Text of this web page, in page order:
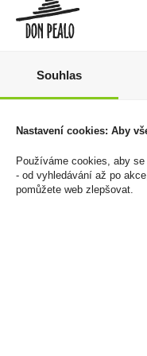
Tic Tac TWO
Mild 38,5g
50 Kč
Cena za:1 ks
Souhlas
Nastavení cookies: Aby
Používáme cookies, aby
- od vyhledávání až po
pomůžete web zlepšovat.